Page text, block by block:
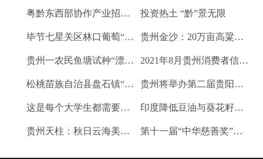
粤黔东西部协作产业招商对接会将于9月8日举行 投资热土 “黔”景无限
毕节七星关区林口葡萄“卖”进羊城 贵州金沙：20万亩高粱、2.67万亩烤烟喜获丰收
贵州一农民鱼塘试种“漂浮水稻”获成功 亩产千斤稻谷 2021年8月贵州消费者信心及健康指数创下新高
松桃苗族自治县盘石镇“三驾马车”拉出人民群众平安幸福生活 贵州将举办第二届贵阳工业博览会
这是每个大学生都需要的1个金融工具 印度降低豆油与葵花籽油进口税以平息价格
贵州天柱：秋日云海美如画 第十一届“中华慈善奖”揭晓 贵州2企业1项目1人获奖